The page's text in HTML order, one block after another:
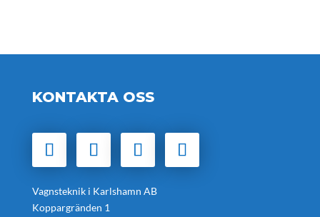
KONTAKTA OSS
Vagnsteknik i Karlshamn AB
Koppargränden 1